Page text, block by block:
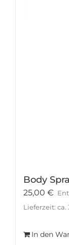
Body
25,00 €
Lieferzeit:
In den